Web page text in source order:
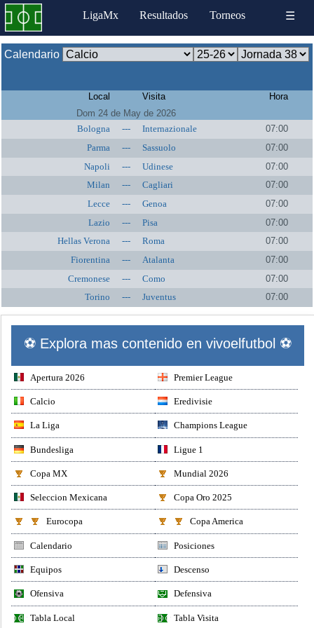
LigaMx Resultados Torneos ☰
Calendario
Local Visita
Hora
Dom 24 de May de 2026
Bologna
--- Internazionale
07:00
Parma
--- Sassuolo
07:00
Napoli
--- Udinese
07:00
Milan
--- Cagliari
07:00
Lecce
--- Genoa
07:00
Lazio
--- Pisa
07:00
Hellas Verona
--- Roma
07:00
Fiorentina
--- Atalanta
07:00
Cremonese
--- Como
07:00
Torino
--- Juventus 07:00
⚽ Explora mas contenido en vivoelfutbol ⚽
Apertura 2026 Premier League
Calcio Eredivisie
La Liga Champions League
Bundesliga Ligue 1
Copa MX Mundial 2026
Seleccion Mexicana Copa Oro 2025
Eurocopa Copa America
Calendario Posiciones
Equipos Descenso
Ofensiva Defensiva
Tabla Local Tabla Visita